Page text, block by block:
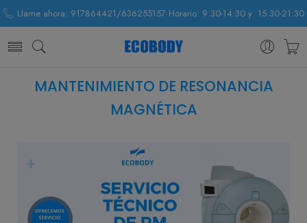
Llame ahora: 917864421/636255157 Horario: 9:30-14:30 y 15:30-21:30
MANTENIMIENTO DE RESONANCIA
MAGNÉTICA